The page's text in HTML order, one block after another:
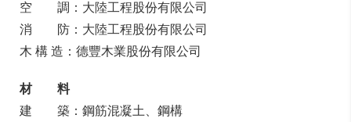
空 調：大陸工程股份有限公司
消 防：大陸工程股份有限公司
木 構 造：德豐木業股份有限公司
材 料
建 築：鋼筋混凝土、鋼構